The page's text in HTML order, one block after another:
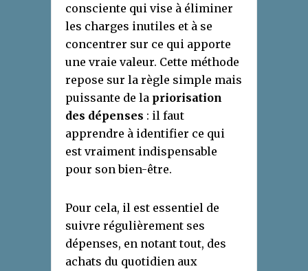
consciente qui vise à éliminer
les charges inutiles et à se
concentrer sur ce qui apporte
une vraie valeur. Cette méthode
repose sur la règle simple mais
puissante de la priorisation
des dépenses : il faut
apprendre à identifier ce qui
est vraiment indispensable
pour son bien-être.
Pour cela, il est essentiel de
suivre régulièrement ses
dépenses, en notant tout, des
achats du quotidien aux